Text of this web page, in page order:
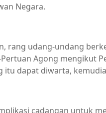
Negara.
rang udang-undang
Agong mengikut
itu dapat diwarta,
cadangan untuk